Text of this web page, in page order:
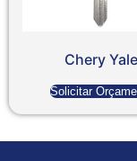
Chery Yale
Solicitar